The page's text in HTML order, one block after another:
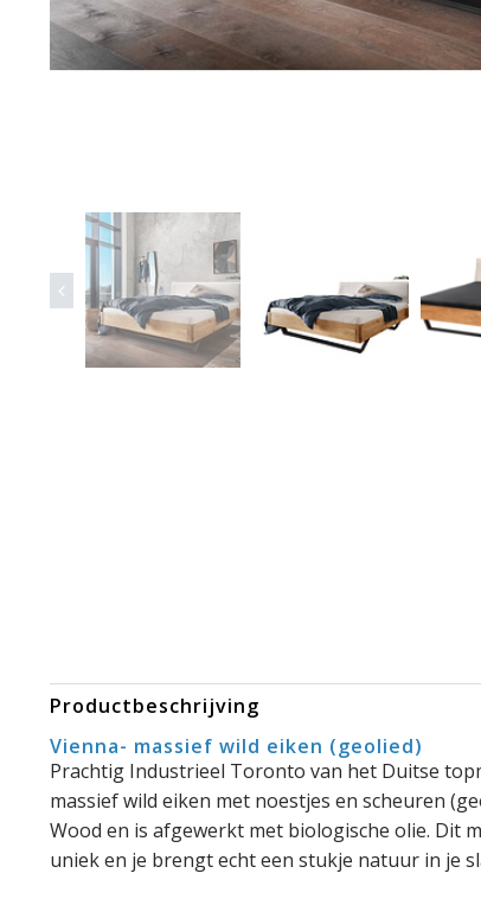
Productbeschrijving
Vienna- massief wild eiken (geolied)
Prachtig Industrieel Toronto van het Duitse
massief wild eiken met noestjes en scheuren
Wood en is afgewerkt met biologische olie. Dit
uniek en je brengt echt een stukje natuur in je